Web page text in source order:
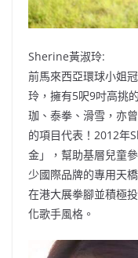
Sherine黃淑玲:
前馬來西亞環球小姐
玲，擁有5呎9吋高挑
珈、泰拳、滑雪，亦
的項目代表！2012年
金」，幫助基層兒童
少國際品牌的專用天
在港大展拳腳並積極
化歌手風格。